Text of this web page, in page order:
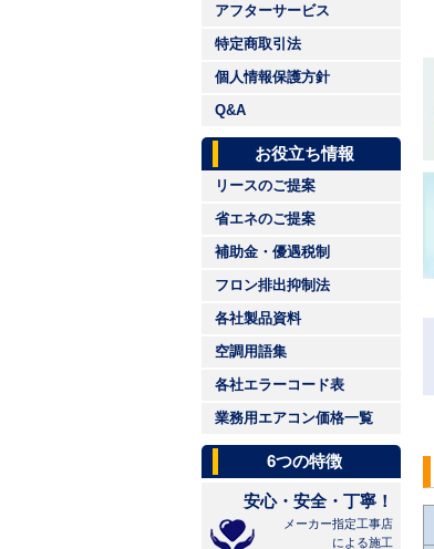
アフターサービス
特定商取引法
個人情報保護方針
Q&A
お役立ち情報
リースのご提案
省エネのご提案
補助金・優遇税制
フロン排出抑制法
各社製品資料
空調用語集
各社エラーコード表
業務用エアコン価格一覧
6つの特徴
安心・安全・丁寧！
メーカー指定工事店
による施工